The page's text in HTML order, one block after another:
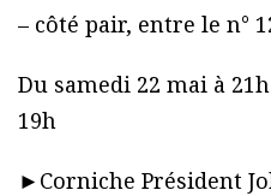
– côté pair, entre le n°
Du samedi 22 mai à
19h
►Corniche Président